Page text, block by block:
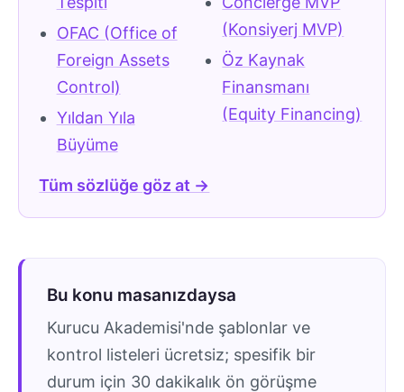
OFAC (Office of
Foreign Assets
Control)
Yıldan Yıla
Büyüme
(Konsiyerj MVP)
Öz Kaynak
Finansmanı
(Equity Financing)
Tüm sözlüğe göz at →
Bu konu masanızdaysa
Kurucu Akademisi'nde şablonlar ve
kontrol listeleri ücretsiz; spesifik bir
durum için 30 dakikalık ön görüşme